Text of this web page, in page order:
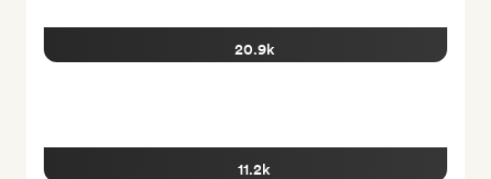
20.9k
11.2k